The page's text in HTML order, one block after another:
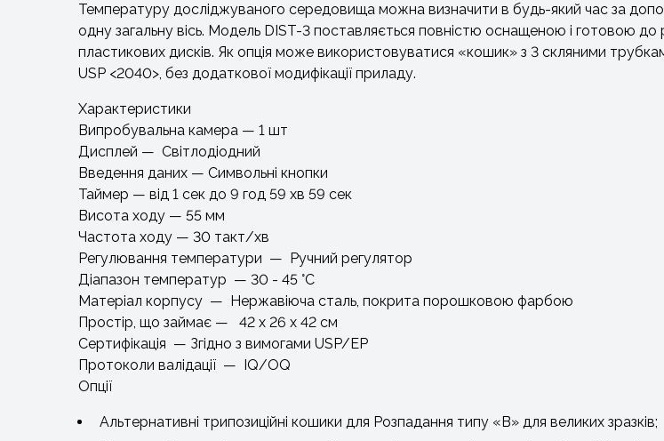
Температуру досліджуваного середовища можна визначити в будь-який час за
одну загальну вісь. Модель DIST-3 поставляється повністю оснащеною і готовою
пластикових дисків. Як опція може використовуватися «кошик» з 3 скляними
USP <2040>, без додаткової модифікації приладу.
Характеристики
Випробувальна камера — 1 шт
Дисплей — Світлодіодний
Введення даних — Символьні кнопки
Таймер — від 1 сек до 9 год 59 хв 59 сек
Висота ходу — 55 мм
Частота ходу — 30 такт/хв
Регулювання температури — Ручний регулятор
Діапазон температур — 30 - 45 °C
Матеріал корпусу — Нержавіюча сталь, покрита порошковою фарбою
Простір, що займає — 42 x 26 x 42 см
Сертифікація — Згідно з вимогами USP/EP
Протоколи валідації — IQ/OQ
Опції
Альтернативні трипозиційні кошики для Розпадання типу «B» для великих зразків;